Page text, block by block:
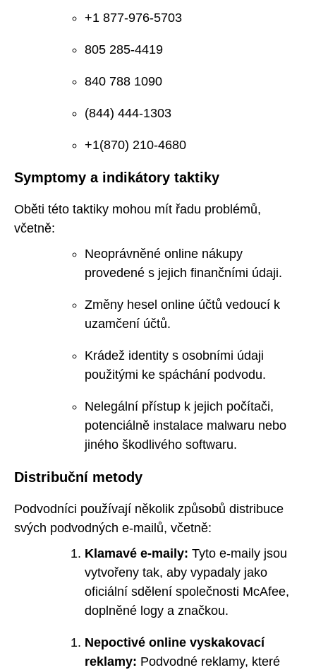
+1 877-976-5703
805 285-4419
840 788 1090
(844) 444-1303
+1(870) 210-4680
Symptomy a indikátory taktiky
Oběti této taktiky mohou mít řadu problémů,
včetně:
Neoprávněné online nákupy
provedené s jejich finančními údaji.
Změny hesel online účtů vedoucí k
uzamčení účtů.
Krádež identity s osobními údaji
použitými ke spáchání podvodu.
Nelegální přístup k jejich počítači,
potenciálně instalace malwaru nebo
jiného škodlivého softwaru.
Distribuční metody
Podvodníci používají několik způsobů distribuce
svých podvodných e-mailů, včetně:
Klamavé e-maily: Tyto e-maily jsou
vytvořeny tak, aby vypadaly jako
oficiální sdělení společnosti McAfee,
doplněné logy a značkou.
Nepoctivé online vyskakovací
reklamy: Podvodné reklamy, které